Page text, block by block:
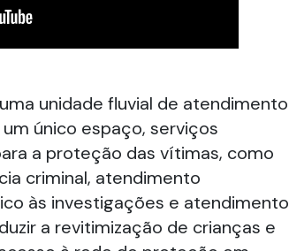
unidade fluvial de atendimento
único espaço, serviços
a proteção das vítimas, como
criminal, atendimento
às investigações e atendimento
a revitimização de crianças e